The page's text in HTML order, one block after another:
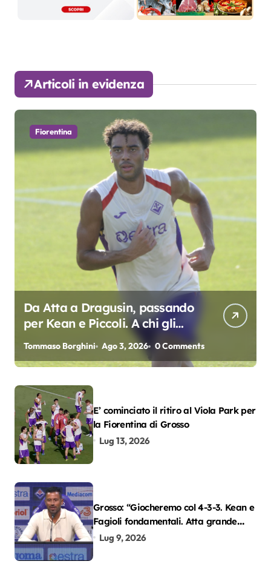
Articoli in evidenza
Fiorentina
Da Atta a Dragusin, passando
per Kean e Piccoli. A chi gli
oscar del precampionato?
Tommaso Borghini Ago 3, 2026 0 Comments
E’ cominciato il ritiro al Viola Park per
la Fiorentina di Grosso
Lug 13, 2026
Grosso: “Giocheremo col 4-3-3. Kean e
Fagioli fondamentali. Atta grande
colpo”
Lug 9, 2026